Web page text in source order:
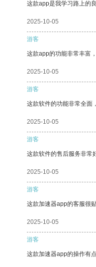
这款app是我学习路上的
2025-10-05
游客
这款app的功能非常丰富
2025-10-05
游客
这款软件的功能非常全面
2025-10-05
游客
这款软件的售后服务非常
2025-10-05
游客
这款加速器app的客服很
2025-10-05
游客
这款加速器app的操作有